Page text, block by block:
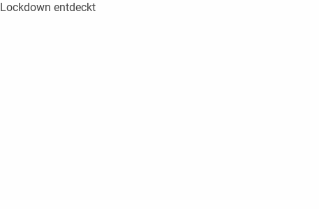
Lockdown entdeckt